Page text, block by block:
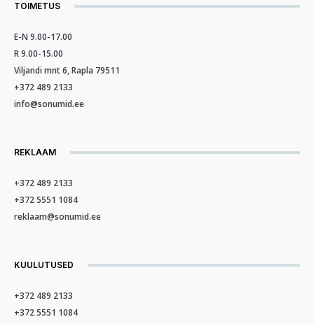
TOIMETUS
E-N 9.00-17.00
R 9.00-15.00
Viljandi mnt 6, Rapla 79511
+372 489 2133
info@sonumid.ee
REKLAAM
+372 489 2133
+372 5551 1084
reklaam@sonumid.ee
KUULUTUSED
+372 489 2133
+372 5551 1084